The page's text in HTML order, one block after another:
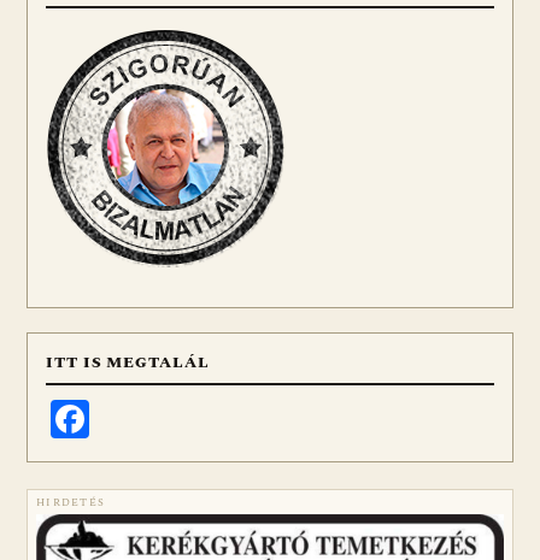
ITT IS MEGTALÁL
HIRDETÉS